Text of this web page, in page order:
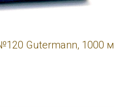
Gutermann, 1000 м